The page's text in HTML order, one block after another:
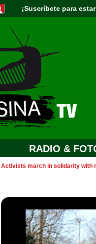
¡Suscríbete para
RADIO &
Activists march in solidarity with